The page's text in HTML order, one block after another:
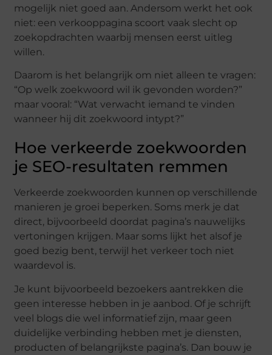
mogelijk niet goed aan. Andersom werkt het ook
niet: een verkooppagina scoort vaak slecht op
zoekopdrachten waarbij mensen eerst uitleg
willen.
Daarom is het belangrijk om niet alleen te vragen:
“Op welk zoekwoord wil ik gevonden worden?”
maar vooral: “Wat verwacht iemand te vinden
wanneer hij dit zoekwoord intypt?”
Hoe verkeerde zoekwoorden
je SEO-resultaten remmen
Verkeerde zoekwoorden kunnen op verschillende
manieren je groei beperken. Soms merk je dat
direct, bijvoorbeeld doordat pagina’s nauwelijks
vertoningen krijgen. Maar soms lijkt het alsof je
goed bezig bent, terwijl het verkeer toch niet
waardevol is.
Je kunt bijvoorbeeld bezoekers aantrekken die
geen interesse hebben in je aanbod. Of je schrijft
veel blogs die wel informatief zijn, maar geen
duidelijke verbinding hebben met je diensten,
producten of belangrijkste pagina’s. Dan bouw je